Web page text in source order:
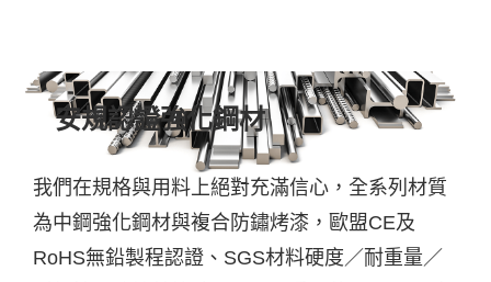
安規認證強化鋼材
我們在規格與用料上絕對充滿信心，全系列材質
為中鋼強化鋼材與複合防鏽烤漆，歐盟CE及
RoHS無鉛製程認證、SGS材料硬度／耐重量／